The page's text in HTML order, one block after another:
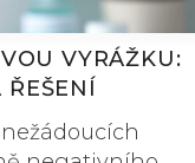
VYRÁŽKU: